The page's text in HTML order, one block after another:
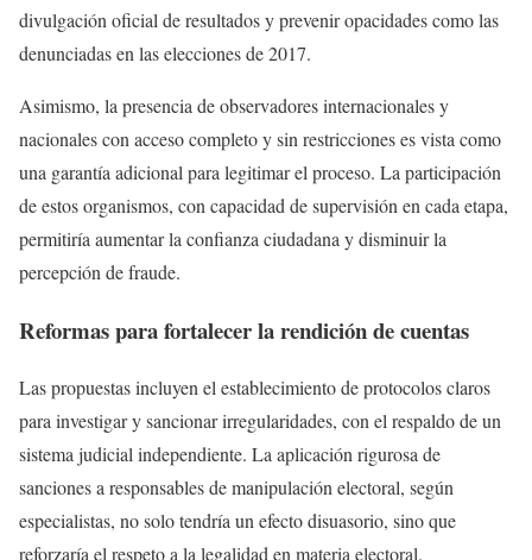
divulgación oficial de resultados y prevenir opacidades como las
denunciadas en las elecciones de 2017.
Asimismo, la presencia de observadores internacionales y
nacionales con acceso completo y sin restricciones es vista como
una garantía adicional para legitimar el proceso. La participación
de estos organismos, con capacidad de supervisión en cada etapa,
permitiría aumentar la confianza ciudadana y disminuir la
percepción de fraude.
Reformas para fortalecer la rendición de cuentas
Las propuestas incluyen el establecimiento de protocolos claros
para investigar y sancionar irregularidades, con el respaldo de un
sistema judicial independiente. La aplicación rigurosa de
sanciones a responsables de manipulación electoral, según
especialistas, no solo tendría un efecto disuasorio, sino que
reforzaría el respeto a la legalidad en materia electoral.